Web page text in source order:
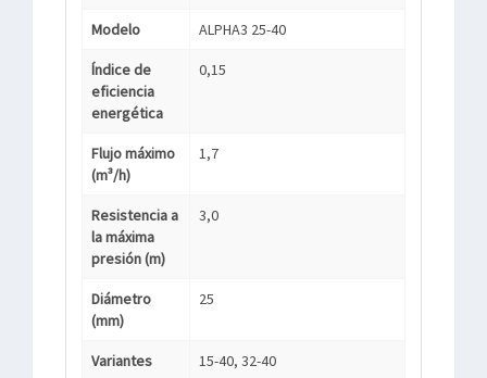
Modelo ALPHA3 25-40
Índice de
eficiencia
energética
0,15
Flujo máximo
(m³/h)
1,7
Resistencia a
la máxima
presión (m)
3,0
Diámetro
(mm)
25
Variantes 15-40, 32-40